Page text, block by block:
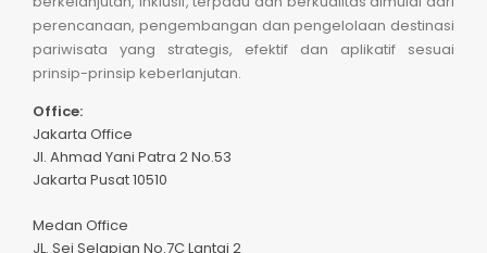
perencanaan, pengembangan dan pengelolaan destinasi
pariwisata yang strategis, efektif dan aplikatif sesuai
prinsip-prinsip keberlanjutan.
Office:
Jakarta Office
Jl. Ahmad Yani Patra 2 No.53
Jakarta Pusat 10510
Medan Office
JL. Sei Selapian No.7C Lantai 2